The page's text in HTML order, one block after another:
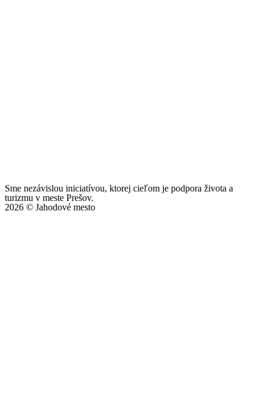
Sme nezávislou iniciatívou, ktorej cieľom je podpora života a
turizmu v meste Prešov.
2026 © Jahodové mesto